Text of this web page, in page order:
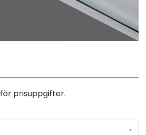
för prisuppgifter.